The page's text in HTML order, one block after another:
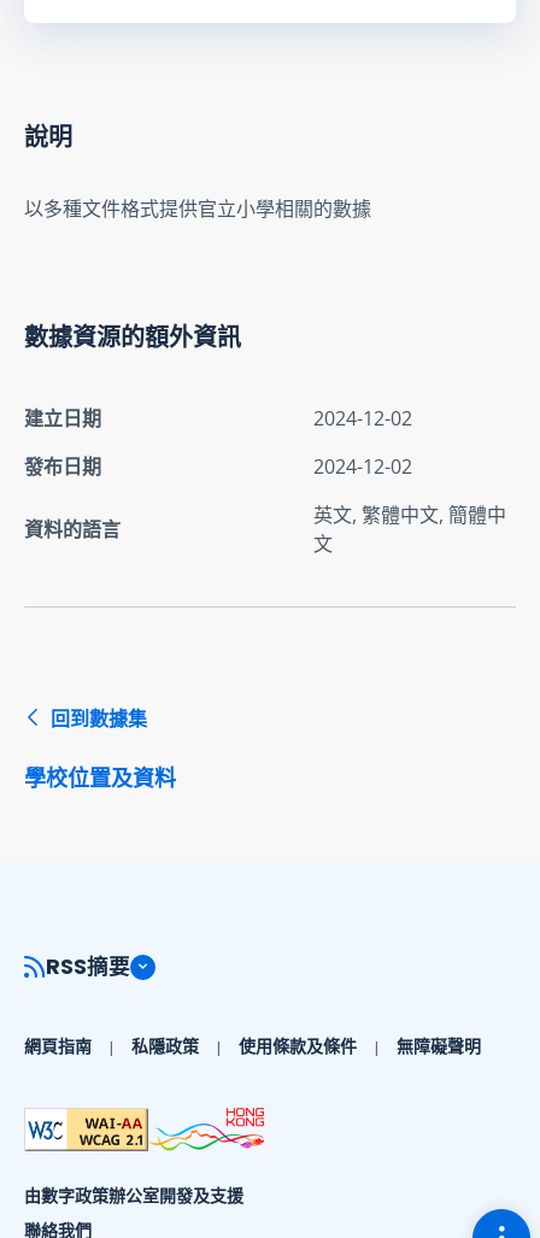
說明
以多種文件格式提供官立小學相關的數據
數據資源的額外資訊
建立日期
2024-12-02
發布日期
2024-12-02
資料的語言
英文, 繁體中文, 簡體中
文
回到數據集
學校位置及資料
切
RSS摘要
網頁指南 私隱政策 使用條款及條件 無障礙聲明
由數字政策辦公室開發及支援
聯絡我們